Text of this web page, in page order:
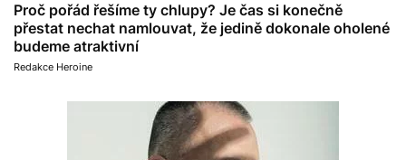
Proč pořád řešíme ty chlupy? Je čas si konečně
přestat nechat namlouvat, že jedině dokonale oholené
budeme atraktivní
Redakce Heroine